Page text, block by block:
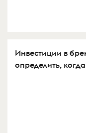
Инвестиции в
определить,